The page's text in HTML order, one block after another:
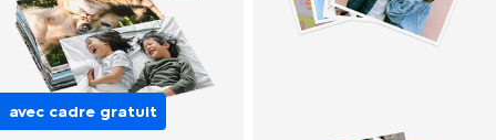
avec cadre gratuit